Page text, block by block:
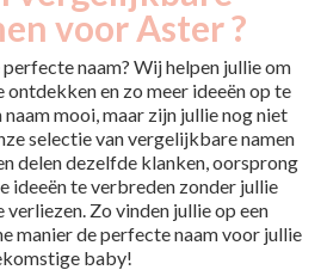
voor Aster ?
naam? Wij helpen jullie om
en zo meer ideeën op te
mooi, maar zijn jullie nog niet
selectie van vergelijkbare namen
delen dezelfde klanken, oorsprong
ideeën te verbreden zonder jullie
Zo vinden jullie op een
manier de perfecte naam voor jullie
baby!